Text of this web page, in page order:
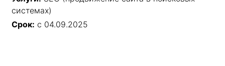
системах)
Срок: с 04.09.2025